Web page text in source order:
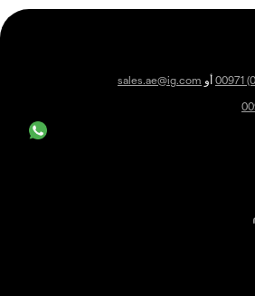
00971 أو sales.ae@ig.com